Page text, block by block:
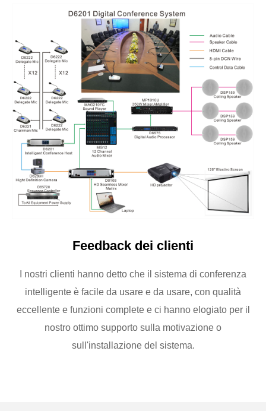
Feedback dei clienti
I nostri clienti hanno detto che il sistema di conferenza
intelligente è facile da usare e da usare, con qualità
eccellente e funzioni complete e ci hanno elogiato per il
nostro ottimo supporto sulla motivazione o
sull'installazione del sistema.